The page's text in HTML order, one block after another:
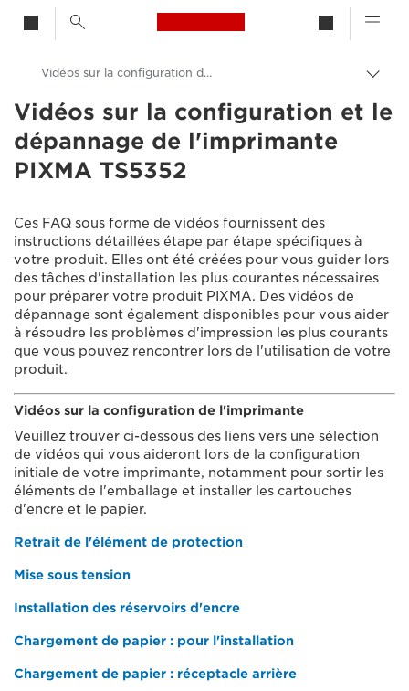
Canon Logo, back to
entre
les
Canon
Assistance produits clients
Vidéos sur la configuration de l'imprimante PIXMA TS5352
Vidéos sur la configuration et le
dépannage de l'imprimante
PIXMA TS5352
Ces FAQ sous forme de vidéos fournissent des
instructions détaillées étape par étape spécifiques à
votre produit. Elles ont été créées pour vous guider lors
des tâches d'installation les plus courantes nécessaires
pour préparer votre produit PIXMA. Des vidéos de
dépannage sont également disponibles pour vous aider
à résoudre les problèmes d'impression les plus courants
que vous pouvez rencontrer lors de l'utilisation de votre
produit.
Vidéos sur la configuration de l'imprimante
Veuillez trouver ci-dessous des liens vers une sélection
de vidéos qui vous aideront lors de la configuration
initiale de votre imprimante, notamment pour sortir les
éléments de l'emballage et installer les cartouches
d'encre et le papier.
Retrait de l'élément de protection
Mise sous tension
Installation des réservoirs d'encre
Chargement de papier : pour l'installation
Chargement de papier : réceptacle arrière